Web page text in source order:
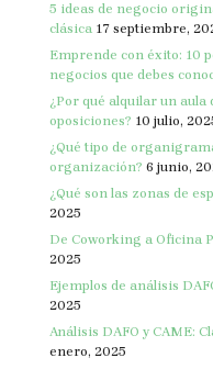
5 ideas de negocio
clásica 17 septiembre,
Emprende con éxito: 10
negocios que debes
¿Por qué alquilar un
oposiciones? 10 julio,
¿Qué tipo de
organización? 6 junio,
¿Qué son las zonas de
2025
De Coworking a Oficina
2025
Ejemplos de análisis
2025
Análisis DAFO y CAME:
enero, 2025